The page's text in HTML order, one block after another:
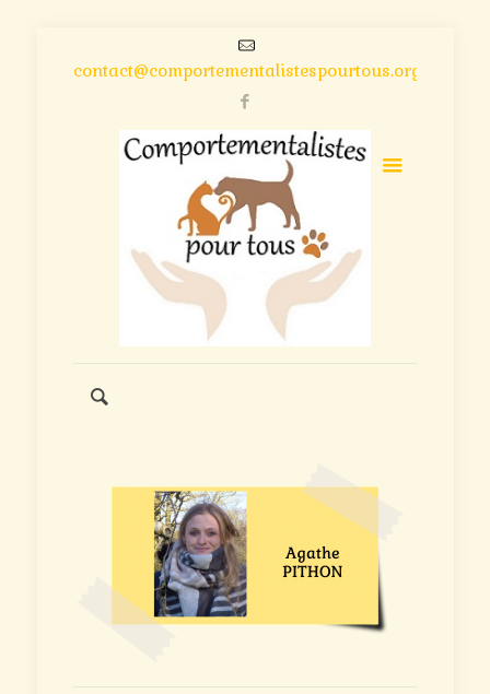
contact@comportementalistespourtous.org